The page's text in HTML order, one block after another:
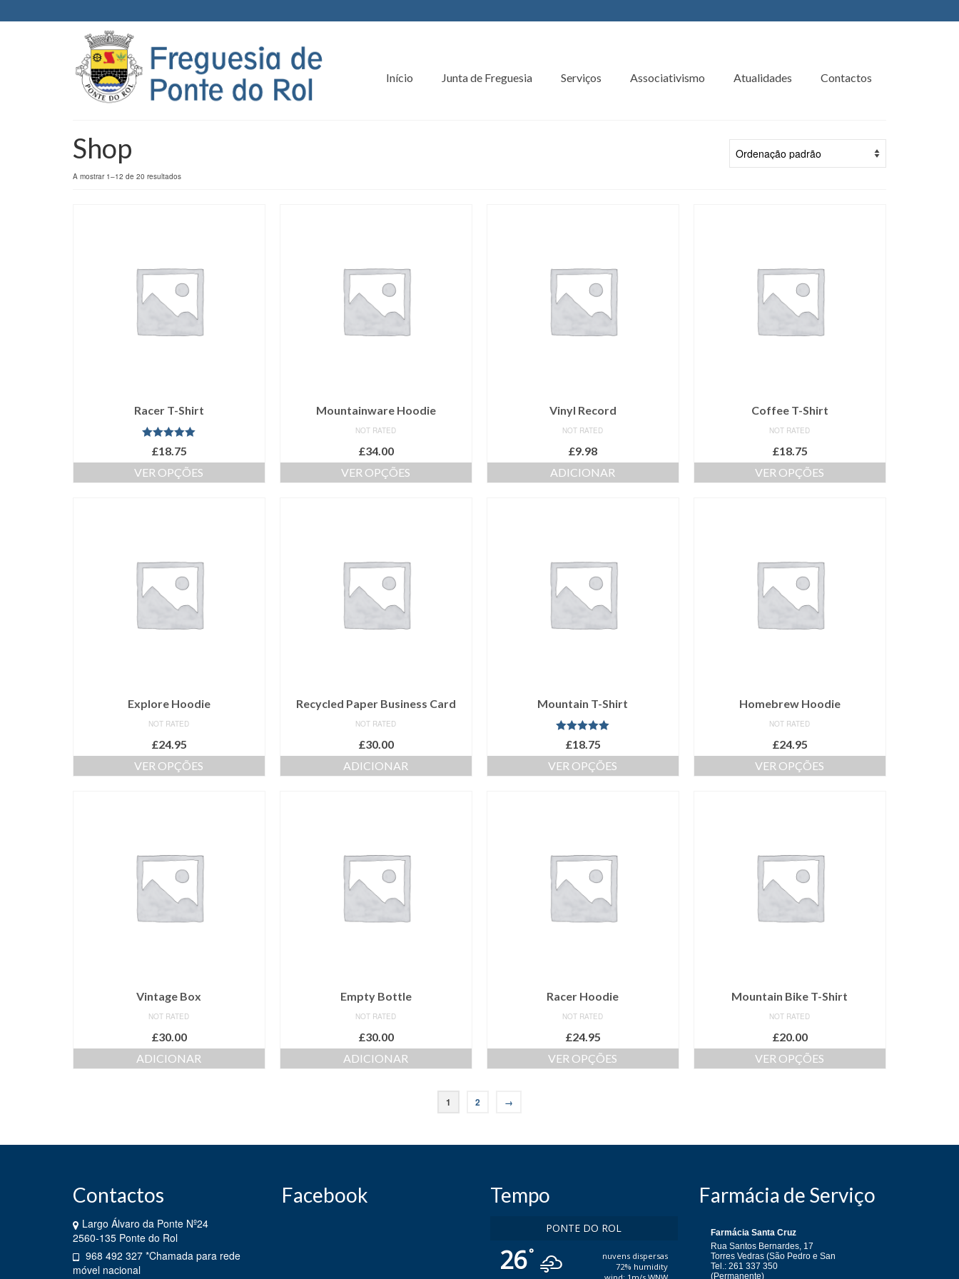
Início Junta de Freguesia Serviços Associativismo Atualidades Contactos
Shop
A mostrar 1–12 de 20 resultados
Racer T-Shirt
Avaliação
5.00de 5
£18.75
VER OPÇÕES
Mountainware Hoodie
NOT RATED
£34.00
VER OPÇÕES
Vinyl Record
NOT RATED
£9.98
ADICIONAR
Coffee T-Shirt
NOT RATED
£18.75
VER OPÇÕES
Explore Hoodie
NOT RATED
£24.95
VER OPÇÕES
Recycled Paper Business Card
NOT RATED
£30.00
ADICIONAR
Mountain T-Shirt
Avaliação
5.00de 5
£18.75
VER OPÇÕES
Homebrew Hoodie
NOT RATED
£24.95
VER OPÇÕES
Vintage Box
NOT RATED
£30.00
ADICIONAR
Empty Bottle
NOT RATED
£30.00
ADICIONAR
Racer Hoodie
NOT RATED
£24.95
VER OPÇÕES
Mountain Bike T-Shirt
NOT RATED
£20.00
VER OPÇÕES
1 2 →
Contactos
Largo Álvaro da Ponte Nº24
2560-135 Ponte do Rol
968 492 327 *Chamada para rede
móvel nacional
Facebook Tempo
PONTE DO ROL
26°
nuvens dispersas
72% humidity
Farmácia de Serviço